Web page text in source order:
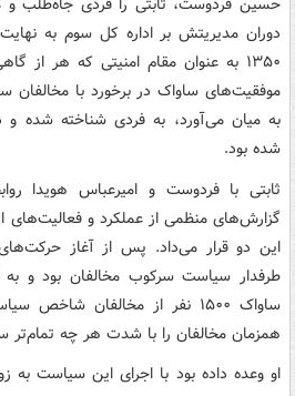
دوران مدیریتش بر اداره کل سوم به
۱۳۵۰ به عنوان مقام امنیتی که هر از
موفقیت‌های ساواک در برخورد با
به میان می‌آورد، به فردی شناخته شده و
شده بود.
ثابتی با فردوست و امیرعباس هویدا
گزارش‌های منظمی از عملکرد و فعالیت‌های
این دو قرار می‌داد. پس از آغاز حرکت‌های
طرفدار سیاست سرکوب مخالفان بود و به
ساواک ۱۵۰۰ نفر از مخالفان
همزمان مخالفان را با شدت هر چه تمام‌تر
او وعده داده بود با اجرای این سیاست به